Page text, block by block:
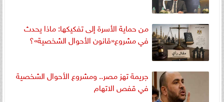
من حماية الأسرة إلى تفكيكها: ماذا يحدث
في مشروع«قانون الأحوال الشخصية»؟
جريمة تهز مصر.. ومشروع الأحوال الشخصية
في قفص الاتهام